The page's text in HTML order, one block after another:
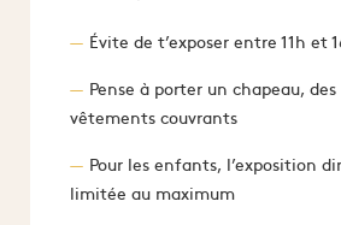
Évite de t’exposer entre 11h et
Pense à porter un chapeau,
vêtements couvrants
Pour les enfants, l’exposition
limitée au maximum